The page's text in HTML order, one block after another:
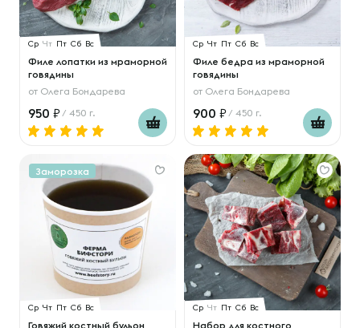
Ср Чт Пт Сб Вс
Филе лопатки из мраморной
говядины
от Олега Бондарева
950 / 450 г.
Ср Чт Пт Сб Вс
Филе бедра из мраморной
говядины
от Олега Бондарева
900 / 450 г.
Заморозка
Ср Чт Пт Сб Вс
Говяжий костный бульон
Ср Чт Пт Сб Вс
Набор для костного